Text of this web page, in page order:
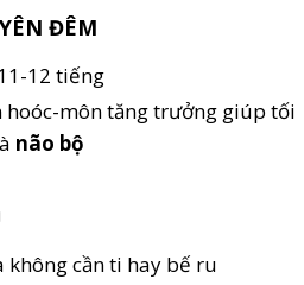
không cần ti hay bế ru
12 tiếng
hoóc-môn tăng trưởng giúp tối
não bộ
ĐÊM